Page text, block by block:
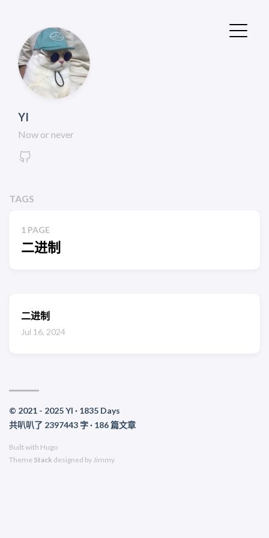
YI
Now or never
TAGS
1 PAGE
二进制
二进制
Jul 16, 2024
© 2021 - 2025 YI · 1835 Days
共叭叭了 2397443 字 · 186 篇文章
Built with Hugo
Theme Stack designed by Jimmy